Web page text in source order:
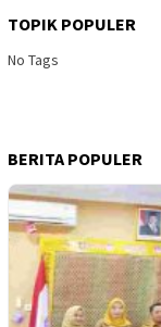
TOPIK POPULER
No Tags
BERITA POPULER